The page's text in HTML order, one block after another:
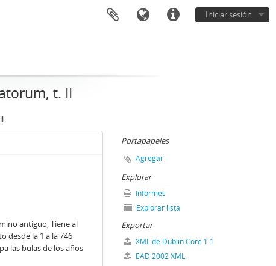
Iniciar sesión
t. II
antiguo, Tiene al
desde la 1 a la 746
las bulas de los años
Portapapeles
Agregar
Explorar
Informes
Explorar lista
Exportar
XML de Dublin Core 1.1
EAD 2002 XML